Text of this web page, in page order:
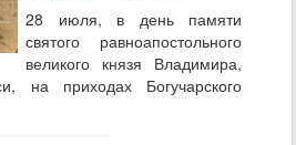
28 июля, в день памяти
святого равноапостольного
великого князя Владимира,
на приходах Богучарского